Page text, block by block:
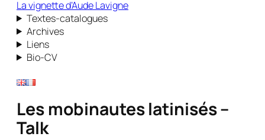
La vignette d’Aude Lavigne
Textes-catalogues
Archives
Liens
Bio-CV
Les mobinautes latinisés –
Talk